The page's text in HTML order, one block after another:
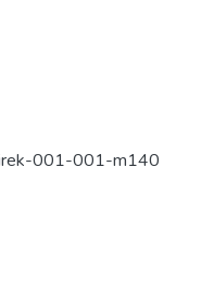
001-001-m140